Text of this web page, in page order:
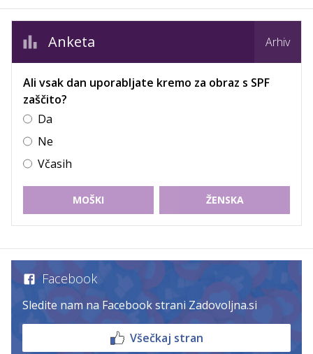
Anketa Arhiv
Ali vsak dan uporabljate kremo za obraz s SPF
zaščito?
Da
Ne
Včasih
MOŠKI ŽENSKA
Facebook
Sledite nam na Facebook strani Zadovoljna.si
Všečkaj stran